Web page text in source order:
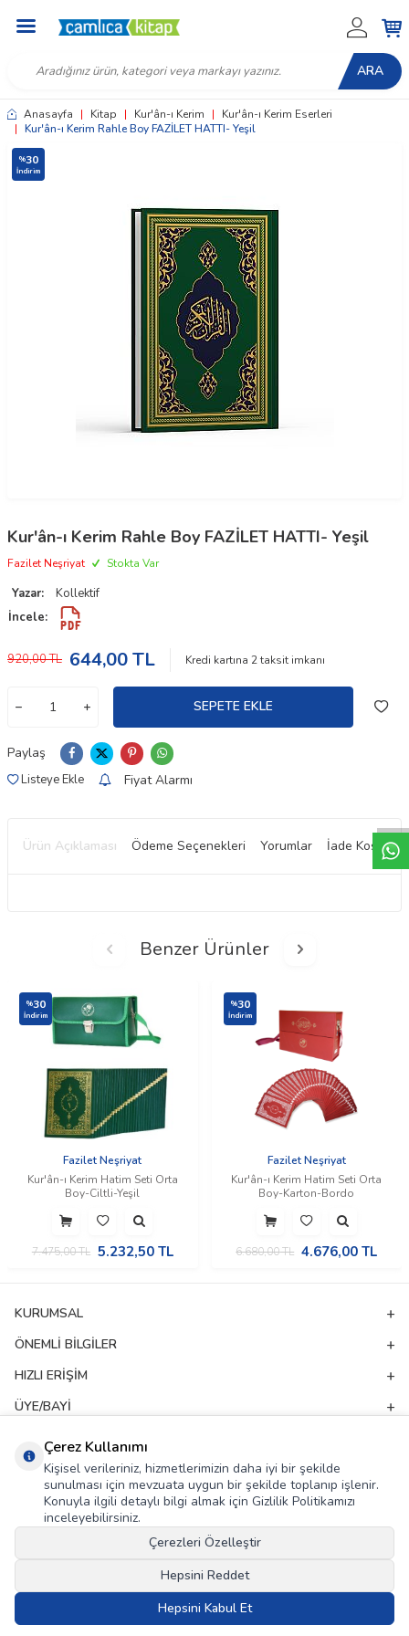
ARA
Anasayfa | Kitap | Kur'ân-ı Kerim |
Kur'ân-ı Kerim Eserleri
| Kur'ân-ı Kerim Rahle Boy FAZİLET HATTI- Yeşil
%30
İndirim
Kur'ân-ı Kerim Rahle Boy FAZİLET HATTI- Yeşil
Fazilet Neşriyat Stokta Var
Yazar:
Kollektif
İncele:
920,00TL 644,00TL Kredi kartına 2taksit imkanı
SEPETE EKLE
Paylaş
Listeye Ekle Fiyat Alarmı
Ürün Açıklaması Ödeme Seçenekleri Yorumlar İade Koşulları
Benzer Ürünler
%30
İndirim
Fazilet Neşriyat
Kur'ân-ı Kerim Hatim Seti Orta
Boy-Ciltli-Yeşil
7.475,00TL 5.232,50TL
%30
İndirim
Fazilet Neşriyat
Kur'ân-ı Kerim Hatim Seti Orta
Boy-Karton-Bordo
6.680,00TL 4.676,00 TL
KURUMSAL
ÖNEMLI BILGILER
HIZLI ERIŞIM
ÜYE/BAYI
ADRES & İLETIŞIM
E-Bülten Aboneliği
Kampanya ve yeniliklerden haberdar olmak için e-bültenimize abone olun!
KVKK Sözleşmesi'ni, Okudum, Kabul Ediyorum.
Çerez Kullanımı
Kişisel verileriniz, hizmetlerimizin daha iyi bir şekilde
sunulması için mevzuata uygun bir şekilde toplanıp işlenir.
Konuyla ilgili detaylı bilgi almak için Gizlilik Politikamızı
inceleyebilirsiniz.
Çerezleri Özelleştir
Hepsini Reddet
Hepsini Kabul Et